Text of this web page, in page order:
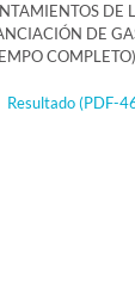
DE
DE
Resultado(PDF-